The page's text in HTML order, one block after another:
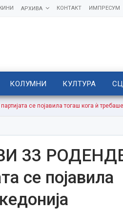
ИМПРЕСУМ
КОНТАКТ
АРХИВА
КОЛУМНИ КУЛТУРА
се појавила тогаш кога ѝ
33
се појавила